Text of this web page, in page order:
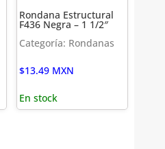
Rondana Estructural
F436 Negra – 1 1/2″
Categoría: Rondanas
$13.49 MXN
En stock